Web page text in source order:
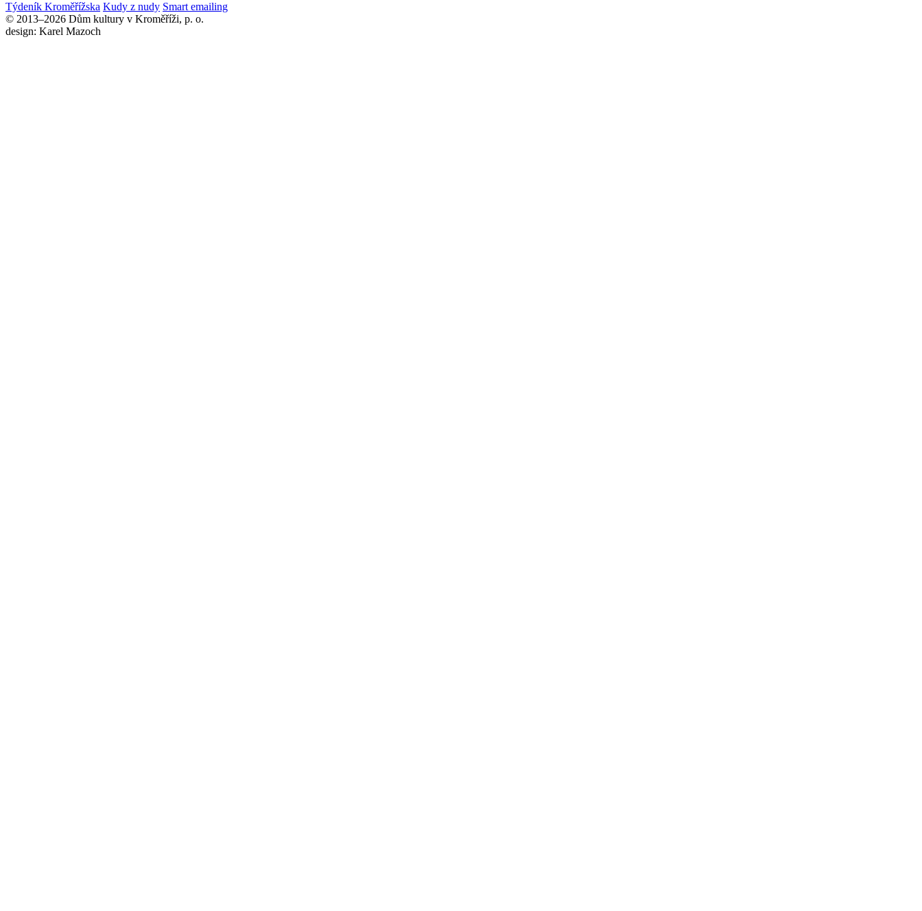
Týdeník Kroměřížska Kudy z nudy Smart emailing
© 2013–2026 Dům kultury v Kroměříži, p. o.
design: Karel Mazoch